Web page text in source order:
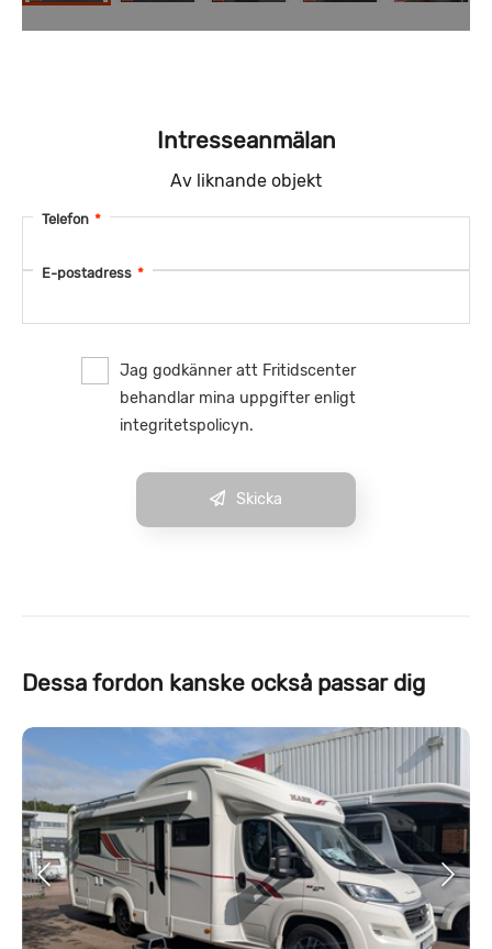
Intresseanmälan
Av liknande objekt
Telefon *
E-postadress *
Jag godkänner att Fritidscenter
behandlar mina uppgifter enligt
integritetspolicyn.
Skicka
Dessa fordon kanske också passar dig